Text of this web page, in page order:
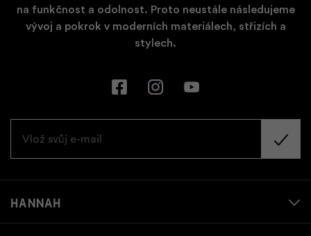
na funkčnost a odolnost. Proto neustále následujeme
vývoj a pokrok v moderních materiálech, střizích a
stylech.
Hannah